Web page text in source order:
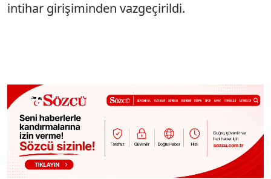
intihar girişiminden vazgeçirildi.